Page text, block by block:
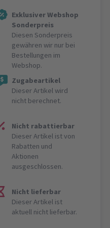
Exklusiver Webshop
Sonderpreis
Diesen Sonderpreis
gewähren wir nur bei
Bestellungen im
Webshop.
Zugabeartikel
Dieser Artikel wird
nicht berechnet.
Nicht rabattierbar
Dieser Artikel ist von
Rabatten und
Aktionen
ausgeschlossen.
Nicht lieferbar
Dieser Artikel ist
aktuell nicht lieferbar.